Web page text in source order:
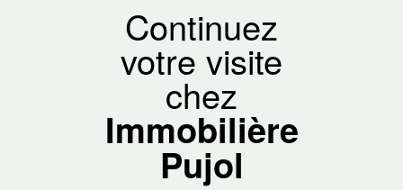
Continuez
votre visite
chez
Immobilière
Pujol